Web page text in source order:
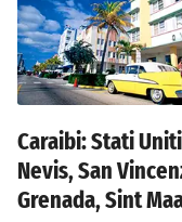
Caraibi: Stati
Nevis, San
Grenada, Sint